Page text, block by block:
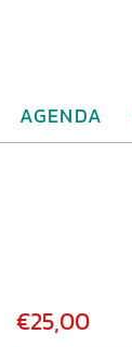
AGENDA
€25,00